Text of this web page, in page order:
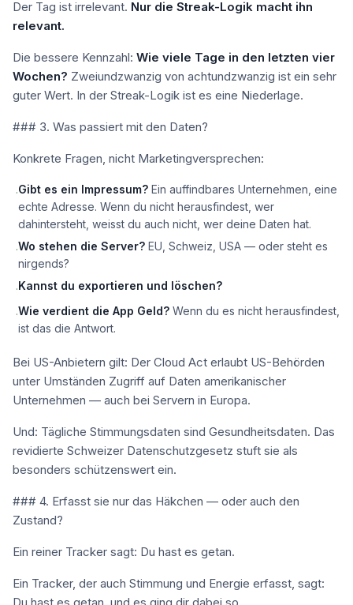
Der Tag ist irrelevant. Nur die Streak-Logik macht ihn
relevant.
Die bessere Kennzahl: Wie viele Tage in den letzten vier
Wochen? Zweiundzwanzig von achtundzwanzig ist ein sehr
guter Wert. In der Streak-Logik ist es eine Niederlage.
### 3. Was passiert mit den Daten?
Konkrete Fragen, nicht Marketingversprechen:
·Gibt es ein Impressum? Ein auffindbares Unternehmen, eine
echte Adresse. Wenn du nicht herausfindest, wer
dahintersteht, weisst du auch nicht, wer deine Daten hat.
·Wo stehen die Server? EU, Schweiz, USA — oder steht es
nirgends?
·Kannst du exportieren und löschen?
·Wie verdient die App Geld? Wenn du es nicht herausfindest,
ist das die Antwort.
Bei US-Anbietern gilt: Der Cloud Act erlaubt US-Behörden
unter Umständen Zugriff auf Daten amerikanischer
Unternehmen — auch bei Servern in Europa.
Und: Tägliche Stimmungsdaten sind Gesundheitsdaten. Das
revidierte Schweizer Datenschutzgesetz stuft sie als
besonders schützenswert ein.
### 4. Erfasst sie nur das Häkchen — oder auch den
Zustand?
Ein reiner Tracker sagt: Du hast es getan.
Ein Tracker, der auch Stimmung und Energie erfasst, sagt: